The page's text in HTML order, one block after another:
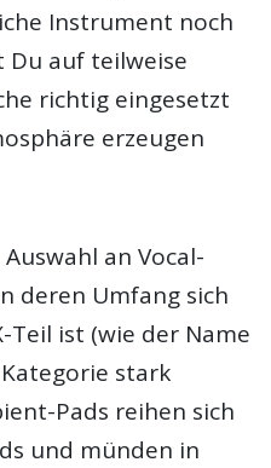
Instrument noch
Du auf teilweise
richtig eingesetzt
erzeugen
an Vocal-
deren Umfang sich
Teil ist (wie der Name
stark
Pads reihen sich
und münden in